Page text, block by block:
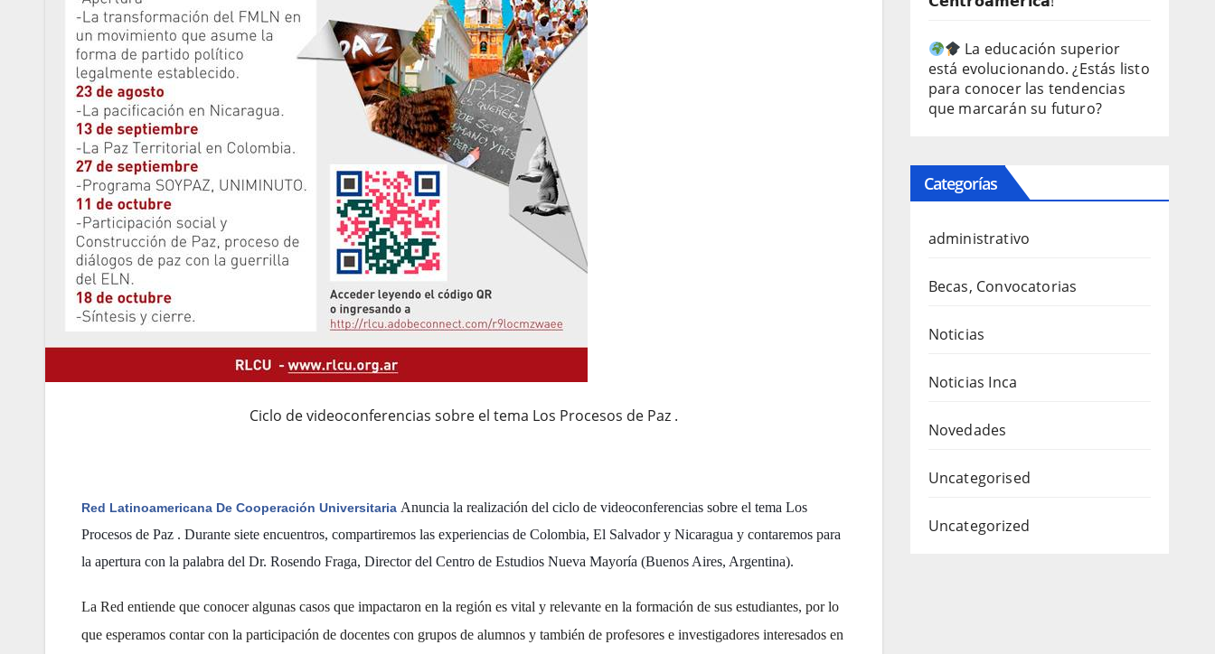
Ciclo de videoconferencias sobre el tema Los Procesos de Paz .
Red Latinoamericana De Cooperación Universitaria Anuncia la realización del ciclo de videoconferencias sobre el tema Los
Procesos de Paz . Durante siete encuentros, compartiremos las experiencias de Colombia, El Salvador y Nicaragua y contaremos para
la apertura con la palabra del Dr. Rosendo Fraga, Director del Centro de Estudios Nueva Mayoría (Buenos Aires, Argentina).
La Red entiende que conocer algunas casos que impactaron en la región es vital y relevante en la formación de sus estudiantes, por lo
que esperamos contar con la participación de docentes con grupos de alumnos y también de profesores e investigadores interesados en
La educación superior
está evolucionando. ¿Estás listo
para conocer las tendencias
que marcarán su futuro?
Categorías
administrativo
Becas, Convocatorias
Noticias
Noticias Inca
Novedades
Uncategorised
Uncategorized